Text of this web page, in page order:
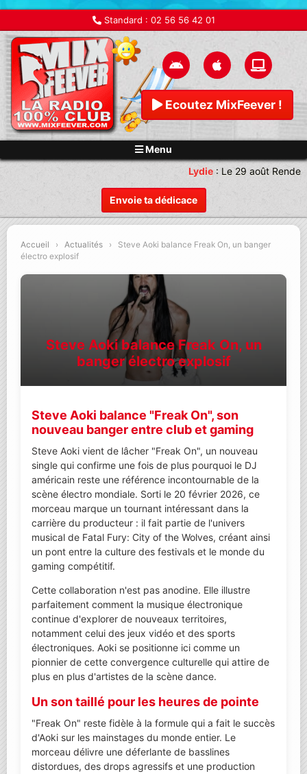
Standard : 02 56 56 42 01
Ecoutez MixFeever !
Menu
Envoie ta dédicace
Lydie: Le 29 août
Accueil › Actualités ›
Steve Aoki balance Freak On, un banger
électro explosif
Steve Aoki balance Freak On, un
banger électro explosif
Steve Aoki balance "Freak On", son
nouveau banger entre club et gaming
Steve Aoki vient de lâcher "Freak On", un nouveau
single qui confirme une fois de plus pourquoi le DJ
américain reste une référence incontournable de la
scène électro mondiale. Sorti le 20 février 2026, ce
morceau marque un tournant intéressant dans la
carrière du producteur : il fait partie de l'univers
musical de Fatal Fury: City of the Wolves, créant ainsi
un pont entre la culture des festivals et le monde du
gaming compétitif.
Cette collaboration n'est pas anodine. Elle illustre
parfaitement comment la musique électronique
continue d'explorer de nouveaux territoires,
notamment celui des jeux vidéo et des sports
électroniques. Aoki se positionne ici comme un
pionnier de cette convergence culturelle qui attire de
plus en plus d'artistes de la scène dance.
Un son taillé pour les heures de pointe
"Freak On" reste fidèle à la formule qui a fait le succès
d'Aoki sur les mainstages du monde entier. Le
morceau délivre une déferlante de basslines
distordues, des drops agressifs et une production